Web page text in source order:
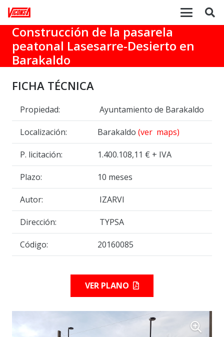
Construcción de la pasarela
peatonal Lasesarre-Desierto en
Barakaldo
FICHA TÉCNICA
Propiedad: Ayuntamiento de Barakaldo
Localización: Barakaldo (ver maps)
P. licitación: 1.400.108,11 € + IVA
Plazo: 10 meses
Autor: IZARVI
Dirección: TYPSA
Código: 20160085
VER PLANO